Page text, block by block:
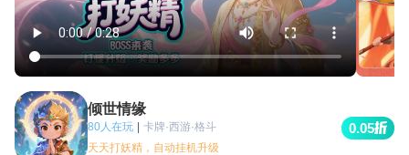
倾世情缘
80人在玩 | 卡牌·西游·格斗
天天打妖精，自动挂机升级
0.05